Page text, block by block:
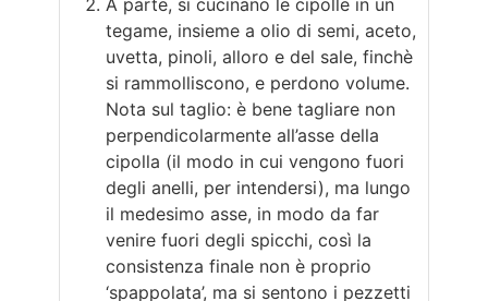
A parte, si cucinano le cipolle in un
tegame, insieme a olio di semi, aceto,
uvetta, pinoli, alloro e del sale, finchè
si rammolliscono, e perdono volume.
Nota sul taglio: è bene tagliare non
perpendicolarmente all’asse della
cipolla (il modo in cui vengono fuori
degli anelli, per intendersi), ma lungo
il medesimo asse, in modo da far
venire fuori degli spicchi, così la
consistenza finale non è proprio
‘spappolata’, ma si sentono i pezzetti